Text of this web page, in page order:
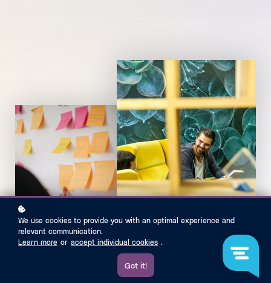
We use cookies to provide you with an optimal experience and
relevant communication.
Learn more or accept individual cookies .
Got it!